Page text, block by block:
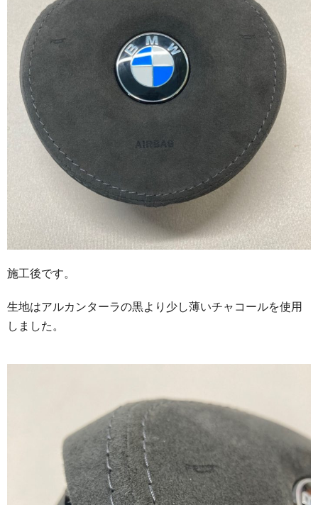
施工後です。
生地はアルカンターラの黒より少し薄いチャコールを使用
しました。